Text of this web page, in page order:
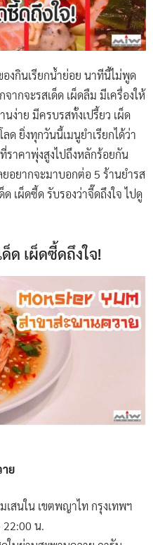
งกินเรียกน้ำย่อย นาทีนี้ไม่พูด
จากจะรสเด็ด เผ็ดลืม มีเครื่องให้
ง่าย มีครบรสทั้งเปรี้ยว เผ็ด
ด ยิ่งทุกวันนี้เมนูยำเรียกได้ว่า
าคาพุ่งสูงไปถึงหลักร้อยกัน
อยากจะมาบอกต่อ 5 ร้านยำรส
เผ็ดซี้ด รับรองว่าจี๊ดถึงใจ ไปดู
ด เผ็ดซี้ดถึงใจ!
ย
สนใน เขตพญาไท กรุงเทพฯ
22:00 น.